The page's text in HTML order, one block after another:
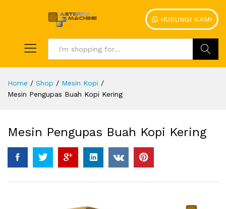
HUBUNGI KAMI
Search
Home / Shop / Mesin Kopi /
Mesin Pengupas Buah Kopi Kering
Mesin Pengupas Buah Kopi Kering